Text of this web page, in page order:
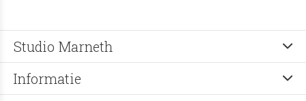
Studio Marneth
Informatie